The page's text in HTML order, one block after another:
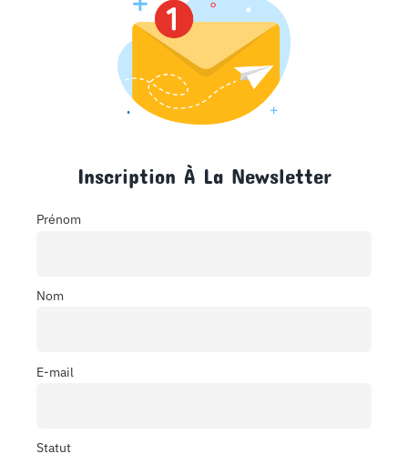
Inscription À La Newsletter
Prénom
Nom
E-mail
Statut